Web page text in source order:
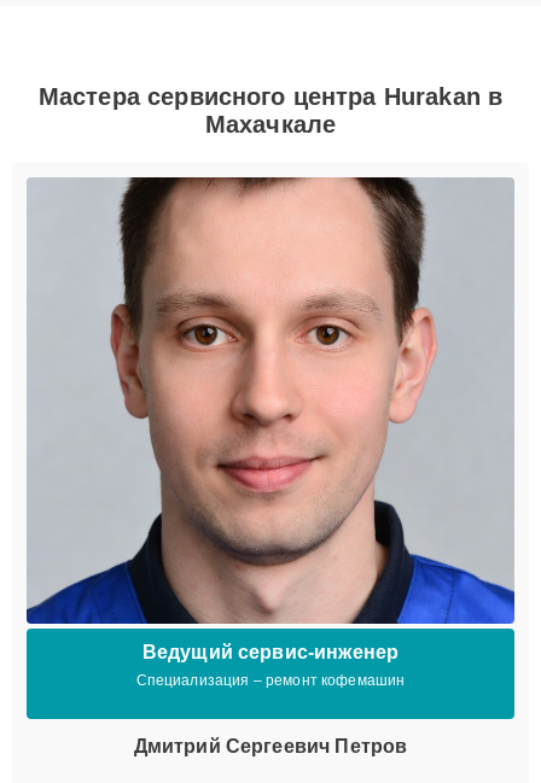
Мастера сервисного центра Hurakan в
Махачкале
Ведущий сервис-инженер
Специализация – ремонт кофемашин
Дмитрий Сергеевич Петров